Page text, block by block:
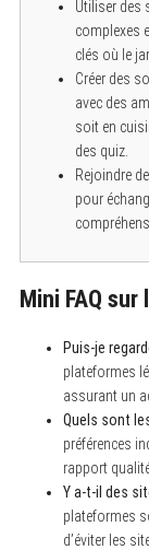
Utiliser des
complexes
clés où le
Créer des
avec des
soit en
des quiz.
Rejoindre
pour
Mini FAQ
Puis-je
plateformes
assurant un
Quels sont
préférences
rapport
Y a-t-il des
plateformes
d’éviter les